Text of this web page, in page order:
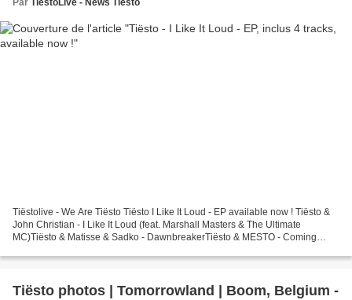
Tiëstolive - We Are Tiësto Tiësto I Like It Loud - EP available now ! Tiësto &
John Christian - I Like It Loud (feat. Marshall Masters & The Ultimate
MC)Tiësto & Matisse & Sadko - DawnbreakerTiësto & MESTO - Coming
Tiësto photos | Tomorrowland | Boom, Belgium -